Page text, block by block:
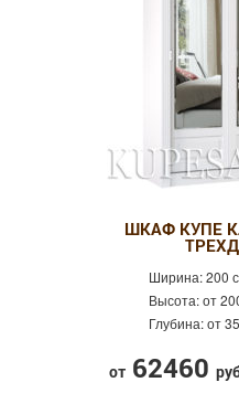
ШКАФ КУПЕ
Ширина:200
Высота:от
Глубина:от
от 62460